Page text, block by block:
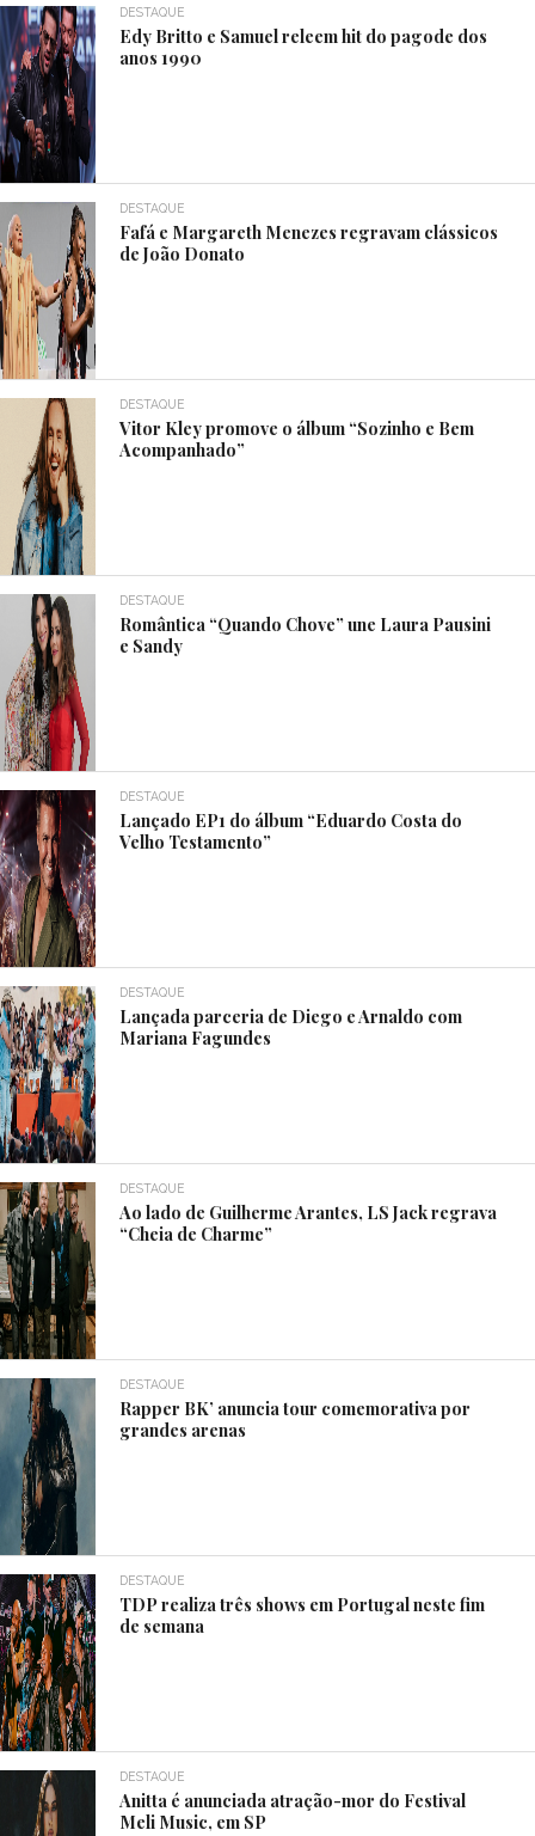
DESTAQUE
Edy Britto e Samuel releem hit do pagode dos
anos 1990
DESTAQUE
Fafá e Margareth Menezes regravam clássicos
de João Donato
DESTAQUE
Vitor Kley promove o álbum “Sozinho e Bem
Acompanhado”
DESTAQUE
Romântica “Quando Chove” une Laura Pausini
e Sandy
DESTAQUE
Lançado EP1 do álbum “Eduardo Costa do
Velho Testamento”
DESTAQUE
Lançada parceria de Diego e Arnaldo com
Mariana Fagundes
DESTAQUE
Ao lado de Guilherme Arantes, LS Jack regrava
“Cheia de Charme”
DESTAQUE
Rapper BK’ anuncia tour comemorativa por
grandes arenas
DESTAQUE
TDP realiza três shows em Portugal neste fim
de semana
DESTAQUE
Anitta é anunciada atração-mor do Festival
Meli Music, em SP